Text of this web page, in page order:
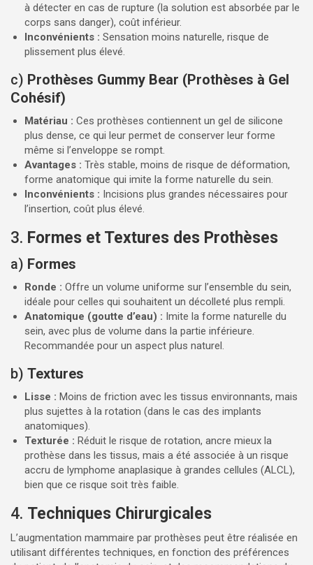
à détecter en cas de rupture (la solution est absorbée par le
corps sans danger), coût inférieur.
Inconvénients : Sensation moins naturelle, risque de
plissement plus élevé.
c) Prothèses Gummy Bear (Prothèses à Gel
Cohésif)
Matériau : Ces prothèses contiennent un gel de silicone
plus dense, ce qui leur permet de conserver leur forme
même si l’enveloppe se rompt.
Avantages : Très stable, moins de risque de déformation,
forme anatomique qui imite la forme naturelle du sein.
Inconvénients : Incisions plus grandes nécessaires pour
l’insertion, coût plus élevé.
3. Formes et Textures des Prothèses
a) Formes
Ronde : Offre un volume uniforme sur l’ensemble du sein,
idéale pour celles qui souhaitent un décolleté plus rempli.
Anatomique (goutte d’eau) : Imite la forme naturelle du
sein, avec plus de volume dans la partie inférieure.
Recommandée pour un aspect plus naturel.
b) Textures
Lisse : Moins de friction avec les tissus environnants, mais
plus sujettes à la rotation (dans le cas des implants
anatomiques).
Texturée : Réduit le risque de rotation, ancre mieux la
prothèse dans les tissus, mais a été associée à un risque
accru de lymphome anaplasique à grandes cellules (ALCL),
bien que ce risque soit très faible.
4. Techniques Chirurgicales
L’augmentation mammaire par prothèses peut être réalisée en
utilisant différentes techniques, en fonction des préférences